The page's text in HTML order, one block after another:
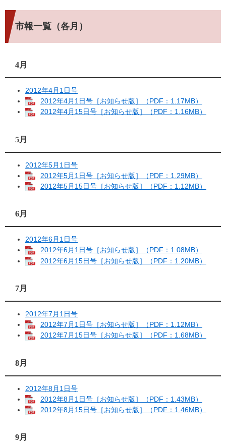
市報一覧（各月）
4月
2012年4月1日号
2012年4月1日号［お知らせ版］（PDF：1.17MB）
2012年4月15日号［お知らせ版］（PDF：1.16MB）
5月
2012年5月1日号
2012年5月1日号［お知らせ版］（PDF：1.29MB）
2012年5月15日号［お知らせ版］（PDF：1.12MB）
6月
2012年6月1日号
2012年6月1日号［お知らせ版］（PDF：1.08MB）
2012年6月15日号［お知らせ版］（PDF：1.20MB）
7月
2012年7月1日号
2012年7月1日号［お知らせ版］（PDF：1.12MB）
2012年7月15日号［お知らせ版］（PDF：1.68MB）
8月
2012年8月1日号
2012年8月1日号［お知らせ版］（PDF：1.43MB）
2012年8月15日号［お知らせ版］（PDF：1.46MB）
9月